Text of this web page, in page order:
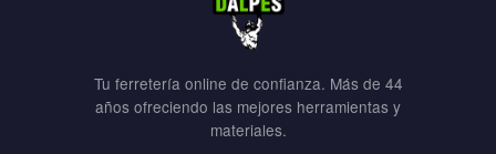
Tu ferretería online de confianza. Más de 44
años ofreciendo las mejores herramientas y
materiales.